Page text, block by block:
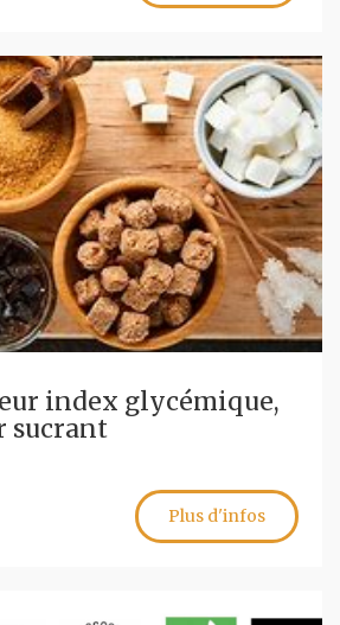
index glycémique,
sucrant
Plus d'infos